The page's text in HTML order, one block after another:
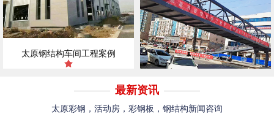
太原钢结构车间工程案例
最新资讯
太原彩钢，活动房，彩钢板，钢结构新闻咨询